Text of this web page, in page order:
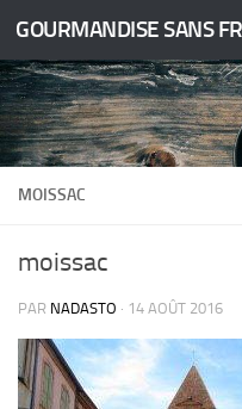
Skip to content
GOURMANDISE SANS
MOISSAC
moissac
PAR NADASTO · 14 AOÛT 2016